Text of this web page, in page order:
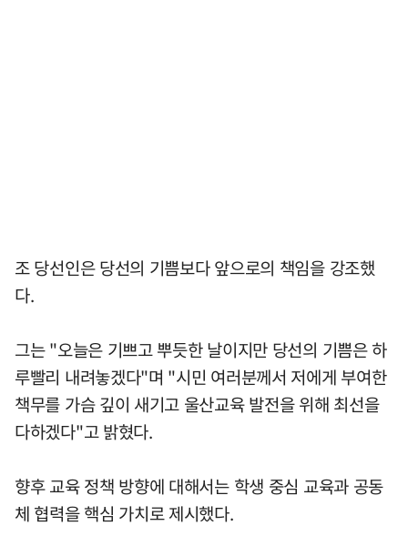
조 당선인은 당선의 기쁨보다 앞으로의 책임을 강조했
다.
그는 "오늘은 기쁘고 뿌듯한 날이지만 당선의 기쁨은 하
루빨리 내려놓겠다"며 "시민 여러분께서 저에게 부여한
책무를 가슴 깊이 새기고 울산교육 발전을 위해 최선을
다하겠다"고 밝혔다.
향후 교육 정책 방향에 대해서는 학생 중심 교육과 공동
체 협력을 핵심 가치로 제시했다.